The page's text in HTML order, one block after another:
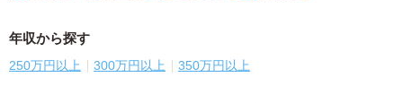
年収から探す
250万円以上 300万円以上 350万円以上